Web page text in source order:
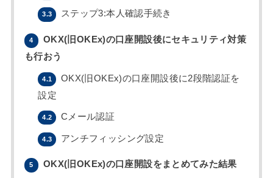
3.3 ステップ3:本人確認手続き
4
OKX(旧OKEx)の口座開設後にセキュリティ対策
も行おう
4.1
OKX(旧OKEx)の口座開設後に2段階認証を
設定
4.2 Cメール認証
4.3 アンチフィッシング設定
5 OKX(旧OKEx)の口座開設をまとめてみた結果